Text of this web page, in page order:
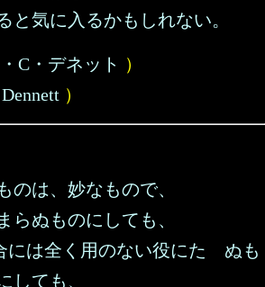
と気に入るかもしれない。
C・デネット ）
）
のは、妙なもので、
らぬものにしても、
には全く用のない役にたゝぬも
しても、